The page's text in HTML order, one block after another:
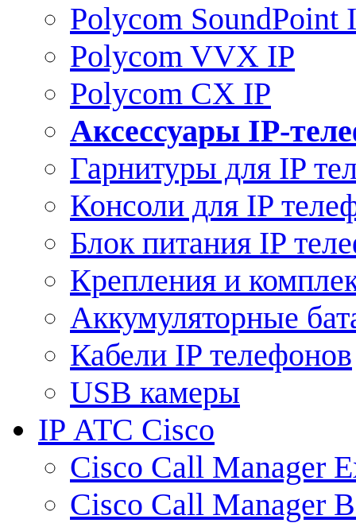
Polycom SoundPoint
Polycom VVX IP
Polycom CX IP
Аксессуары IP-
Гарнитуры для IP
Консоли для IP
Блок питания IP
Крепления и
Аккумуляторные
Кабели IP телефонов
USB камеры
IP АТС Cisco
Cisco Call Manager
Cisco Call Manager